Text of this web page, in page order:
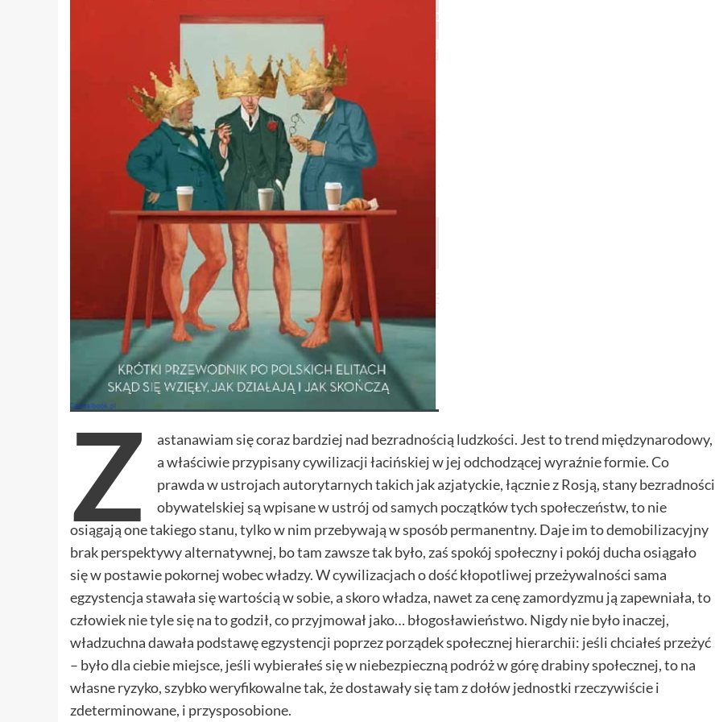
Z
astanawiam się coraz bardziej nad bezradnością ludzkości. Jest to trend międzynarodowy,
a właściwie przypisany cywilizacji łacińskiej w jej odchodzącej wyraźnie formie. Co
prawda w ustrojach autorytarnych takich jak azjatyckie, łącznie z Rosją, stany bezradności
obywatelskiej są wpisane w ustrój od samych początków tych społeczeństw, to nie
osiągają one takiego stanu, tylko w nim przebywają w sposób permanentny. Daje im to demobilizacyjny
brak perspektywy alternatywnej, bo tam zawsze tak było, zaś spokój społeczny i pokój ducha osiągało
się w postawie pokornej wobec władzy. W cywilizacjach o dość kłopotliwej przeżywalności sama
egzystencja stawała się wartością w sobie, a skoro władza, nawet za cenę zamordyzmu ją zapewniała, to
człowiek nie tyle się na to godził, co przyjmował jako… błogosławieństwo. Nigdy nie było inaczej,
władzuchna dawała podstawę egzystencji poprzez porządek społecznej hierarchii: jeśli chciałeś przeżyć
– było dla ciebie miejsce, jeśli wybierałeś się w niebezpieczną podróż w górę drabiny społecznej, to na
własne ryzyko, szybko weryfikowalne tak, że dostawały się tam z dołów jednostki rzeczywiście i
zdeterminowane, i przysposobione.